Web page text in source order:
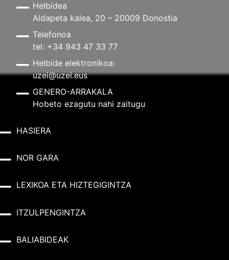
Helbidea
Aldapeta kalea, 20 – 20009 Donostia
Telefonoa
tel: +34 943 47 33 77
Helbide elektronikoa:
uzei@uzei.eus
GENERO-ARRAKALA
Hobeto ezagutu nahi zaitugu
HASIERA
NOR GARA
LEXIKOA ETA HIZTEGIGINTZA
ITZULPENGINTZA
BALIABIDEAK